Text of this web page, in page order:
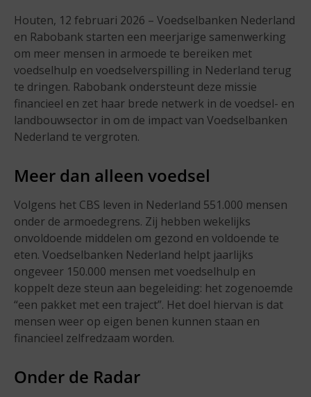
Houten, 12 februari 2026 – Voedselbanken Nederland
en Rabobank starten een meerjarige samenwerking
om meer mensen in armoede te bereiken met
voedselhulp en voedselverspilling in Nederland terug
te dringen. Rabobank ondersteunt deze missie
financieel en zet haar brede netwerk in de voedsel- en
landbouwsector in om de impact van Voedselbanken
Nederland te vergroten.
Meer dan alleen voedsel
Volgens het CBS leven in Nederland 551.000 mensen
onder de armoedegrens. Zij hebben wekelijks
onvoldoende middelen om gezond en voldoende te
eten. Voedselbanken Nederland helpt jaarlijks
ongeveer 150.000 mensen met voedselhulp en
koppelt deze steun aan begeleiding: het zogenoemde
“een pakket met een traject”. Het doel hiervan is dat
mensen weer op eigen benen kunnen staan en
financieel zelfredzaam worden.
Onder de Radar